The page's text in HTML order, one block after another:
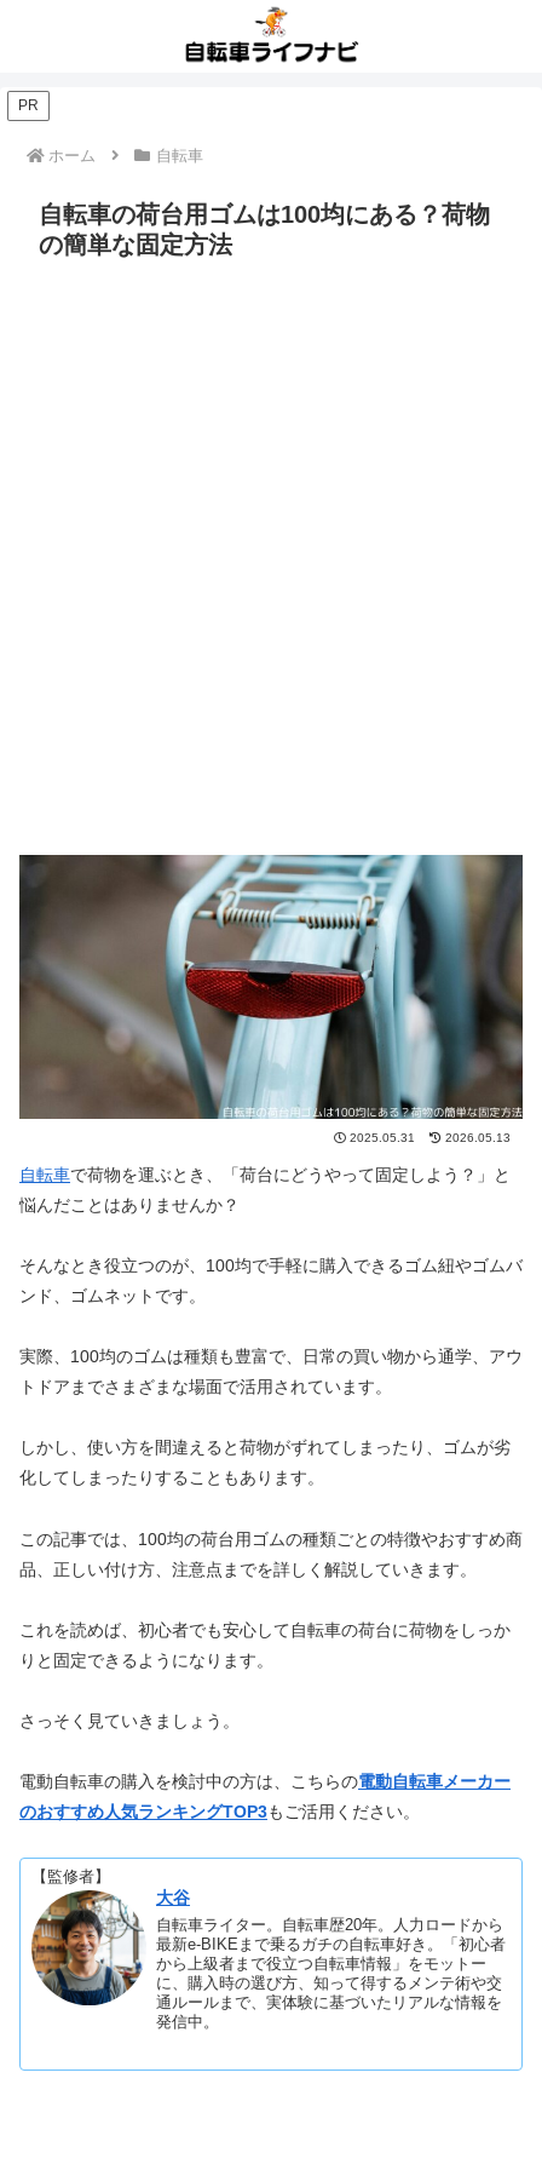
PR
ホーム 自転車
自転車の荷台用ゴムは100均にある？荷物
の簡単な固定方法
2025.05.31 2026.05.13
自転車で荷物を運ぶとき、「荷台にどうやって固定しよう？」と
悩んだことはありませんか？
そんなとき役立つのが、100均で手軽に購入できるゴム紐やゴムバ
ンド、ゴムネットです。
実際、100均のゴムは種類も豊富で、日常の買い物から通学、アウ
トドアまでさまざまな場面で活用されています。
しかし、使い方を間違えると荷物がずれてしまったり、ゴムが劣
化してしまったりすることもあります。
この記事では、100均の荷台用ゴムの種類ごとの特徴やおすすめ商
品、正しい付け方、注意点までを詳しく解説していきます。
これを読めば、初心者でも安心して自転車の荷台に荷物をしっか
りと固定できるようになります。
さっそく見ていきましょう。
電動自転車の購入を検討中の方は、こちらの電動自転車メーカー
のおすすめ人気ランキングTOP3もご活用ください。
【監修者】
大谷
自転車ライター。自転車歴20年。人力ロードから
最新e-BIKEまで乗るガチの自転車好き。「初心者
から上級者まで役立つ自転車情報」をモットー
に、購入時の選び方、知って得するメンテ術や交
通ルールまで、実体験に基づいたリアルな情報を
発信中。